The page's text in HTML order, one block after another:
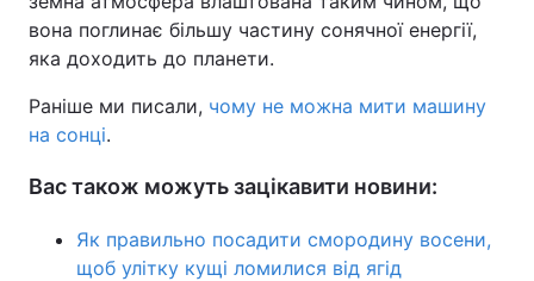
вона поглинає більшу частину сонячної енергії,
яка доходить до планети.
Раніше ми писали, чому не можна мити машину
на сонці.
Вас також можуть зацікавити новини:
Як правильно посадити смородину восени,
щоб улітку кущі ломилися від ягід